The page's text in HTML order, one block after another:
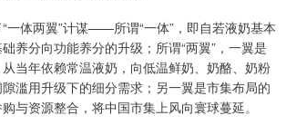
一体两翼”计谋——所谓“一体”，即自若液奶基本
养分向功能养分的升级；所谓“两翼”，一翼是
当年依赖常温液奶，向低温鲜奶、奶酪、奶粉
滥用升级下的细分需求；另一翼是市集布局的
与资源整合，将中国市集上风向寰球蔓延。